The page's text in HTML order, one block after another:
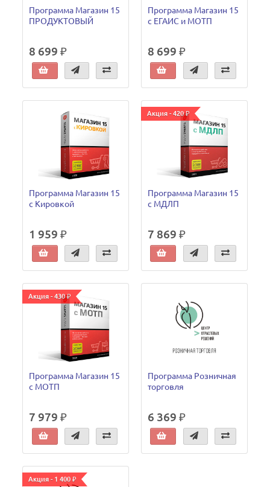
Программа Магазин 15
ПРОДУКТОВЫЙ
8 699 ₽
Программа Магазин 15
с ЕГАИС и МОТП
8 699 ₽
Программа Магазин 15
с Кировкой
1 959 ₽
Акция - 420 ₽
Программа Магазин 15
с МДЛП
7 869 ₽
Акция - 430 ₽
Программа Магазин 15
с МОТП
7 979 ₽
Программа Розничная
торговля
6 369 ₽
Акция - 1 400 ₽